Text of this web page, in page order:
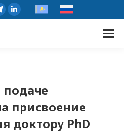
присвоение
доктору PhD